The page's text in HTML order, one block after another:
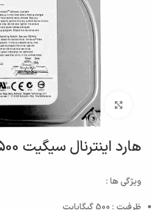
بزرگنمایی تصویر
هارد اینترنال سیگیت 500 گیگابایت(ریفر)
ویژگی ها :
ظرفیت : 500 گیگابایت